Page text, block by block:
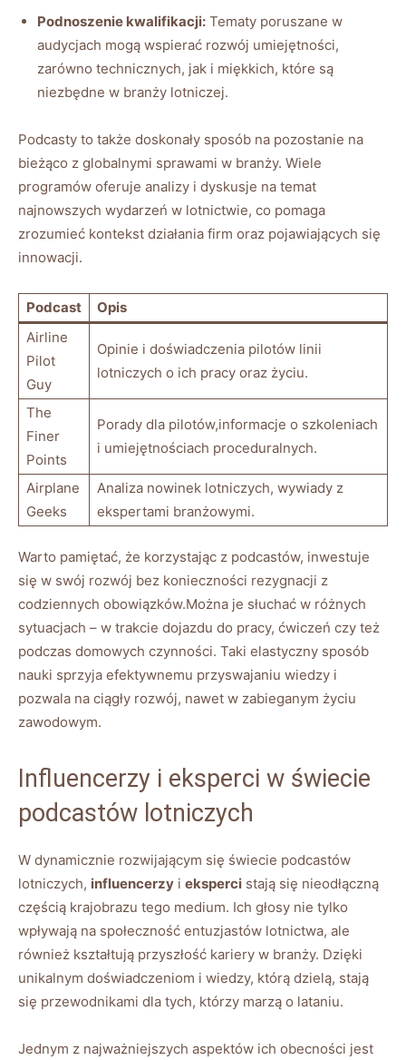
Podnoszenie kwalifikacji: ‍Tematy​ poruszane ⁤w
audycjach mogą wspierać rozwój umiejętności,
zarówno technicznych, jak i miękkich, które są
niezbędne w branży lotniczej.
Podcasty to także doskonały ⁤sposób ‌na pozostanie na
bieżąco z globalnymi​ sprawami⁣ w branży. Wiele
programów oferuje analizy i dyskusje na ‍temat
najnowszych wydarzeń w lotnictwie, co pomaga
zrozumieć kontekst działania firm oraz pojawiających się
innowacji.
Podcast
Opis
Airline
Pilot
Guy
Opinie i doświadczenia pilotów linii
lotniczych⁣ o ich pracy oraz życiu.
The
Finer
Points
Porady dla pilotów,informacje o szkoleniach
i umiejętnościach proceduralnych.
Airplane
Geeks
Analiza ⁤nowinek lotniczych, ‍wywiady ⁣z
ekspertami branżowymi.
Warto pamiętać, że korzystając z podcastów, inwestuje
się w swój rozwój bez konieczności rezygnacji z
codziennych obowiązków.Można je słuchać w różnych
sytuacjach – w‌ trakcie⁢ dojazdu do pracy, ćwiczeń czy też
podczas domowych czynności. Taki elastyczny sposób
nauki sprzyja efektywnemu przyswajaniu wiedzy i
pozwala na ciągły rozwój, nawet w zabieganym życiu
zawodowym.
Influencerzy i eksperci w świecie
podcastów lotniczych
W dynamicznie rozwijającym się świecie podcastów
lotniczych, influencerzy i eksperci stają się nieodłączną
⁣częścią krajobrazu ​tego medium. Ich głosy nie tylko
wpływają na społeczność‌ entuzjastów lotnictwa, ale
również kształtują przyszłość kariery w​ branży. Dzięki
unikalnym doświadczeniom i wiedzy, ‍którą dzielą, stają
się przewodnikami dla tych, którzy marzą o lataniu.
Jednym z najważniejszych aspektów ich obecności jest